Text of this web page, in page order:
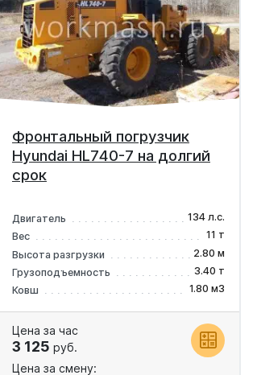
Фронтальный погрузчик
Hyundai HL740-7 на долгий
срок
Двигатель
134 л.с.
Вес
11 т
Высота разгрузки
2.80 м
Грузоподъемность
3.40 т
Ковш
1.80 м3
Цена за час
3 125 руб.
Цена за смену: